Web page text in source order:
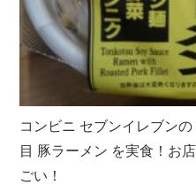
コンビニ セブンイレブン
目 豚ラーメン を実食！お
ごい！